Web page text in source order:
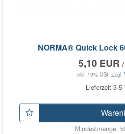
NORMA® Quick Lock
5,10 EUR /
inkl. 19% USt. zzgl.
Lieferzeit 3-5
Mindestmenge: